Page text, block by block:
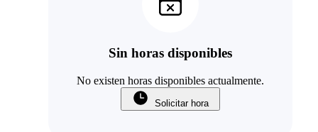
Sin horas disponibles
No existen horas disponibles actualmente.
Solicitar hora